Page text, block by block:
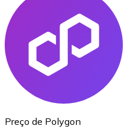
Ethereum
Preço de Polygon